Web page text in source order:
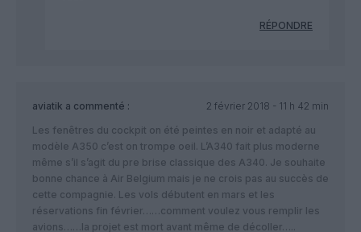
RÉPONDRE
aviatik a commenté :
2 février 2018 - 11 h 42 min
Les fenêtres du cockpit on été peintes en noir et adapté au
modèle A350 c’est on trompe oeil. L’A340 fait plus moderne
même s’il s’agit du pre brise classique des A340. Je souhaite
bonne chance à Air Belgium mais je ne crois pas au succès de
cette compagnie. Les vols débutent en mars et les
réservations fin février……comment voulez vous remplir les
avions……la projet est mort avant même de décoller…..